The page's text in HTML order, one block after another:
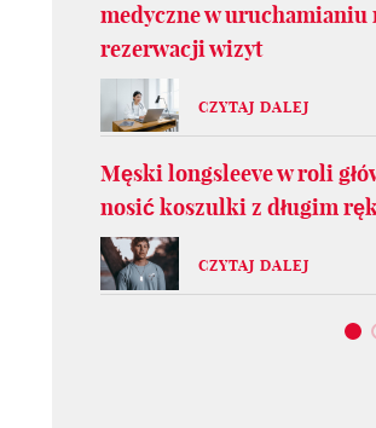
medyczne w
rezerwacji wizyt
CZYTAJ DALEJ
Męski longsleeve w roli
nosić koszulki z długim
CZYTAJ DALEJ